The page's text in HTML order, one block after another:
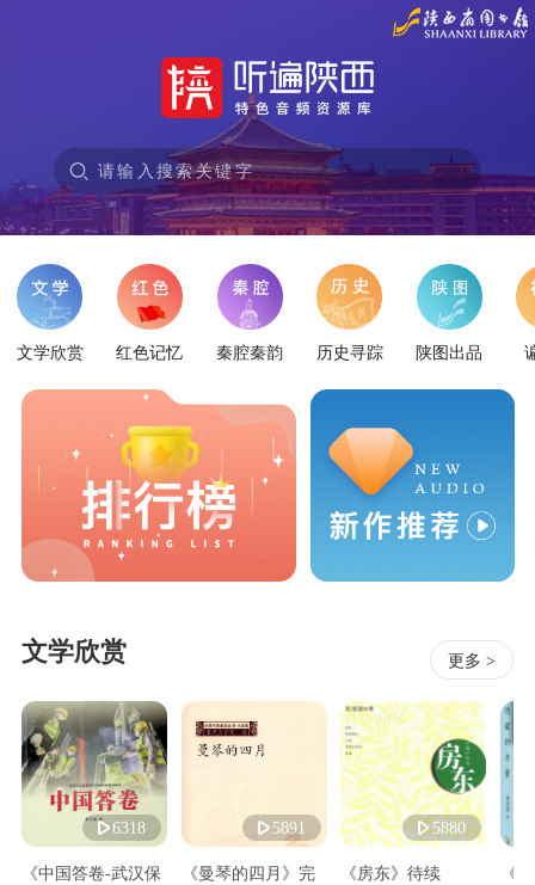
请输入搜索关键字
文学欣赏 红色记忆 秦腔秦韵 历史寻踪 陕图出品
文学欣赏 更多 >
6318
《中国答卷-武汉保
5891
《曼琴的四月》完
5880
《房东》待续
《